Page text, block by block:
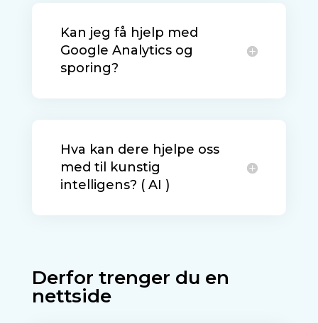
Kan jeg få hjelp med
Google Analytics og
sporing?
Hva kan dere hjelpe oss
med til kunstig
intelligens? ( AI )
Derfor trenger du en
nettside